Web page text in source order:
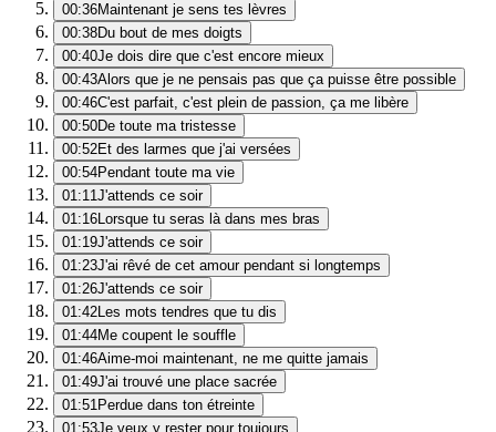
00:36Maintenant je sens tes lèvres
00:38Du bout de mes doigts
00:40Je dois dire que c'est encore mieux
00:43Alors que je ne pensais pas que ça puisse être possible
00:46C'est parfait, c'est plein de passion, ça me libère
00:50De toute ma tristesse
00:52Et des larmes que j'ai versées
00:54Pendant toute ma vie
01:11J'attends ce soir
01:16Lorsque tu seras là dans mes bras
01:19J'attends ce soir
01:23J'ai rêvé de cet amour pendant si longtemps
01:26J'attends ce soir
01:42Les mots tendres que tu dis
01:44Me coupent le souffle
01:46Aime-moi maintenant, ne me quitte jamais
01:49J'ai trouvé une place sacrée
01:51Perdue dans ton étreinte
01:53Je veux y rester pour toujours